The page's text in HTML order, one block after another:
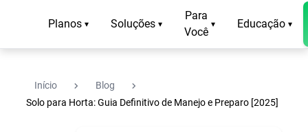
Planos ▾ Soluções ▾
Para
Você
▾ Educação ▾
Início navigate_next Blog navigate_next
Solo para Horta: Guia Definitivo de Manejo e Preparo [2025]